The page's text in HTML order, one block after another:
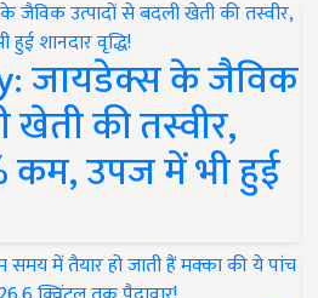
जायडेक्स के जैविक
खेती की तस्वीर,
कम, उपज में भी हुई